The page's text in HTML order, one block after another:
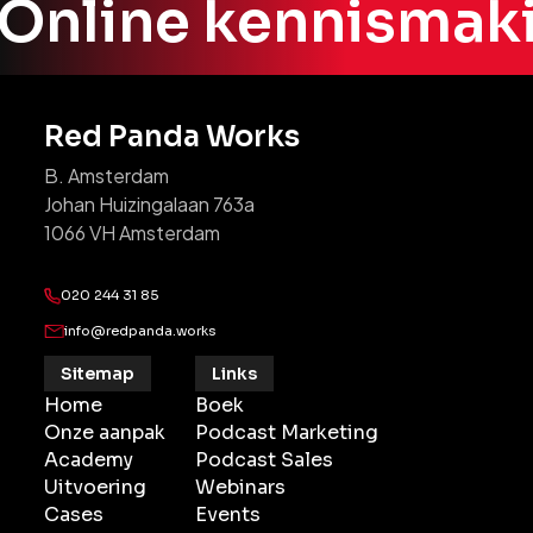
combinatie met een sterke behoefte aan
Online
Red Panda Works
B. Amsterdam
Johan Huizingalaan 763a
1066 VH Amsterdam
020 244 31 85
info@redpanda.works
Sitemap
Home
Onze aanpak
Academy
Uitvoering
Cases
Links
Boek
Podcast Marketing
Podcast Sales
Webinars
Events